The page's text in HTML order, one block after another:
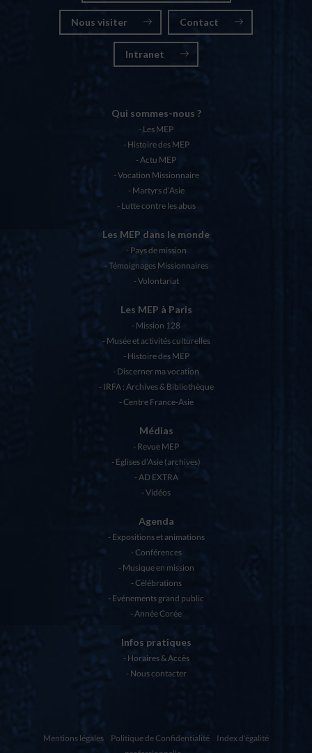
Nous visiter Contact
Intranet
Qui sommes-nous ?
Les MEP
Histoire des MEP
Actu MEP
Vocation Missionnaire
Martyrs d’Asie
Lutte contre les abus
Les MEP dans le monde
Pays de mission
Témoignages Missionnaires
Volontariat
Les MEP à Paris
Mission 128
Musée et activités culturelles
Histoire des MEP
Discerner ma vocation
IRFA : Archives & Bibliothèque
Centre France-Asie
Médias
Revue MEP
Eglises d’Asie (archives)
AD EXTRA
Vidéos
Agenda
Expositions et animations
Conférences
Musique en mission
Célébrations
Evénements grand public
Année Corée
Infos pratiques
Horaires & Accès
Nous contacter
Mentions légales Politique de Confidentialité
Index d'égalité